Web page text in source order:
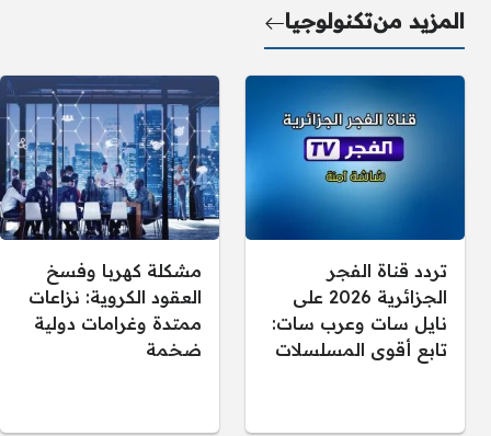
المزيد منتكنولوجيا
تردد قناة الفجر
الجزائرية 2026 على
نايل سات وعرب سات:
تابع أقوى المسلسلات
مشكلة كهربا وفسخ
العقود الكروية: نزاعات
ممتدة وغرامات دولية
ضخمة